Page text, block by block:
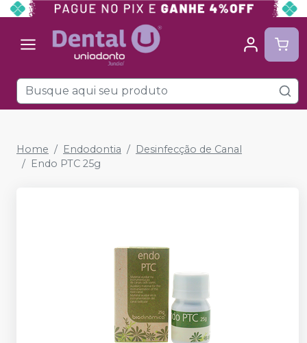
Home Endodontia
Desinfecção de Canal
Endo PTC 25g